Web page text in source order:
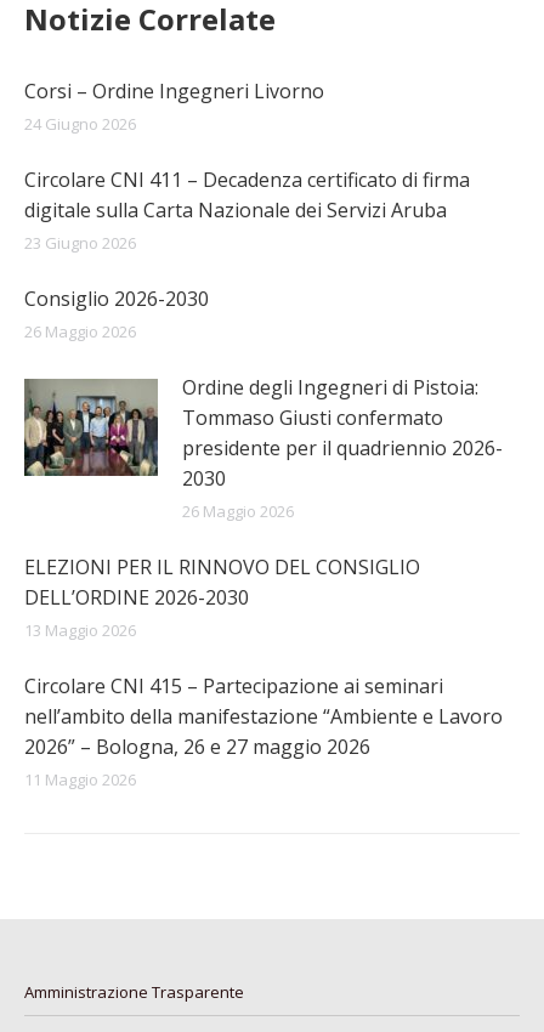
Notizie Correlate
Corsi – Ordine Ingegneri Livorno
24 Giugno 2026
Circolare CNI 411 – Decadenza certificato di firma
digitale sulla Carta Nazionale dei Servizi Aruba
23 Giugno 2026
Consiglio 2026-2030
26 Maggio 2026
Ordine degli Ingegneri di Pistoia:
Tommaso Giusti confermato
presidente per il quadriennio 2026-
2030
26 Maggio 2026
ELEZIONI PER IL RINNOVO DEL CONSIGLIO
DELL’ORDINE 2026-2030
13 Maggio 2026
Circolare CNI 415 – Partecipazione ai seminari
nell’ambito della manifestazione “Ambiente e Lavoro
2026” – Bologna, 26 e 27 maggio 2026
11 Maggio 2026
Amministrazione Trasparente